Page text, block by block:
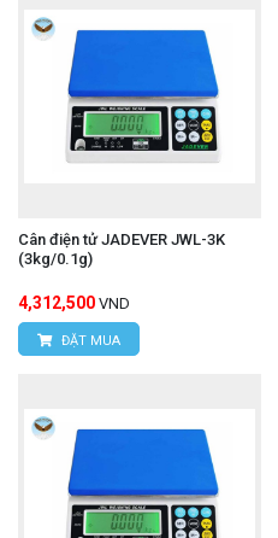
Cân điện tử JADEVER JWL-3K
(3kg/0.1g)
4,312,500 VND
ĐẶT MUA